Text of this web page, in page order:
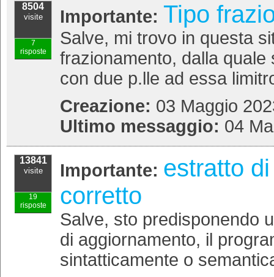
8504
visite
7
risposte
Importante: Tipo
Salve, mi trovo in questa
frazionamento, dalla
con due p.lle ad essa
Creazione: 03 Maggio
Ultimo messaggio: 04
13841
visite
19
risposte
Importante: estratto
corretto
Salve, sto predisponendo
di aggiornamento, il
sintatticamente o